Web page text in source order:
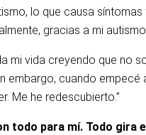
lo que causa
gracias a mi
mi vida creyendo que no
embargo, cuando
Me he redescubierto.”
todo para mí. Todo gira